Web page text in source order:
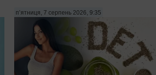
п’ятниця, 7 серпень 2026, 9:35